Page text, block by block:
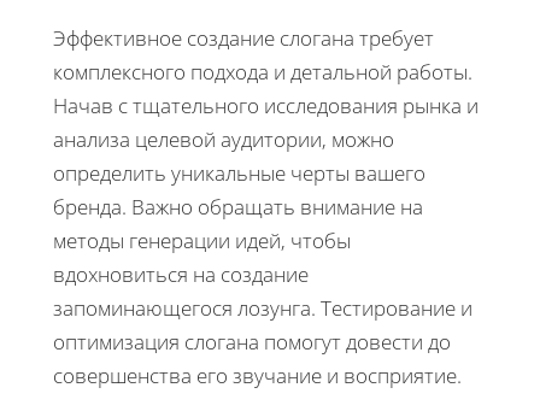
Эффективное создание слогана требует
комплексного подхода и детальной работы.
Начав с тщательного исследования рынка и
анализа целевой аудитории, можно
определить уникальные черты вашего
бренда. Важно обращать внимание на
методы генерации идей, чтобы
вдохновиться на создание
запоминающегося лозунга. Тестирование и
оптимизация слогана помогут довести до
совершенства его звучание и восприятие.